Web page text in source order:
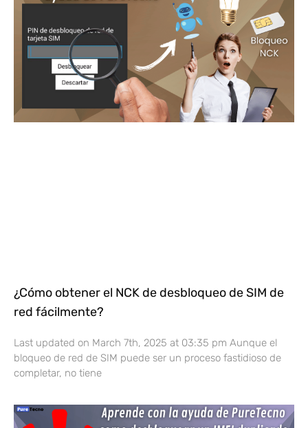
¿Cómo obtener el NCK de desbloqueo de SIM de
red fácilmente?
Last updated on March 7th, 2025 at 03:35 pm Aunque el
bloqueo de red de SIM puede ser un proceso fastidioso de
completar, no tiene